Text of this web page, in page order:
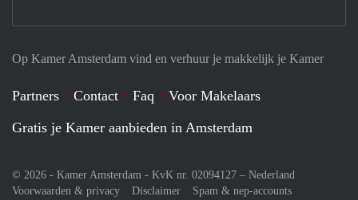
Op Kamer Amsterdam vind en verhuur je makkelijk je Kamer
Partners Contact Faq
Voor Makelaars
Gratis je Kamer aanbieden in Amsterdam
© 2026 - Kamer Amsterdam - KvK nr. 02094127 – Nederland
Voorwaarden & privacy
Disclaimer
Spam & nep-accounts